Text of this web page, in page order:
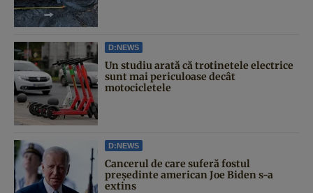
D:NEWS
Un studiu arată că trotinetele electrice
sunt mai periculoase decât
motocicletele
D:NEWS
Cancerul de care suferă fostul
președinte american Joe Biden s-a
extins